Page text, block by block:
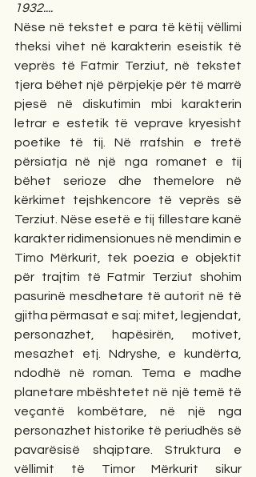
1932....
Nëse në tekstet e para të këtij vëllimi
theksi vihet në karakterin eseistik të
veprës të Fatmir Terziut, në tekstet
tjera bëhet një përpjekje për të marrë
pjesë në diskutimin mbi karakterin
letrar e estetik të veprave kryesisht
poetike të tij. Në rrafshin e tretë
përsiatja në një nga romanet e tij
bëhet serioze dhe themelore në
kërkimet tejshkencore të veprës së
Terziut. Nëse esetë e tij fillestare kanë
karakter ridimensionues në mendimin e
Timo Mërkurit, tek poezia e objektit
për trajtim të Fatmir Terziut shohim
pasurinë mesdhetare të autorit në të
gjitha përmasat e saj: mitet, legjendat,
personazhet, hapësirën, motivet,
mesazhet etj. Ndryshe, e kundërta,
ndodhë në roman. Tema e madhe
planetare mbështetet në një temë të
veçantë kombëtare, në një nga
personazhet historike të periudhës së
pavarësisë shqiptare. Struktura e
vëllimit të Timor Mërkurit sikur